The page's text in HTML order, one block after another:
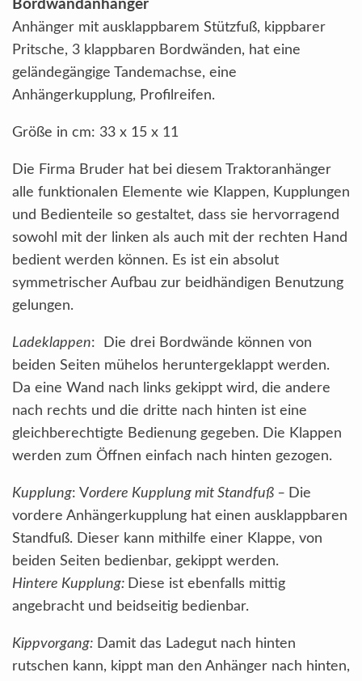
Bordwandanhänger
Anhänger mit ausklappbarem Stützfuß, kippbarer
Pritsche, 3 klappbaren Bordwänden, hat eine
geländegängige Tandemachse, eine
Anhängerkupplung, Profilreifen.
Größe in cm: 33 x 15 x 11
Die Firma Bruder hat bei diesem Traktoranhänger
alle funktionalen Elemente wie Klappen, Kupplungen
und Bedienteile so gestaltet, dass sie hervorragend
sowohl mit der linken als auch mit der rechten Hand
bedient werden können. Es ist ein absolut
symmetrischer Aufbau zur beidhändigen Benutzung
gelungen.
Ladeklappen: Die drei Bordwände können von
beiden Seiten mühelos heruntergeklappt werden.
Da eine Wand nach links gekippt wird, die andere
nach rechts und die dritte nach hinten ist eine
gleichberechtigte Bedienung gegeben. Die Klappen
werden zum Öffnen einfach nach hinten gezogen.
Kupplung: Vordere Kupplung mit Standfuß – Die
vordere Anhängerkupplung hat einen ausklappbaren
Standfuß. Dieser kann mithilfe einer Klappe, von
beiden Seiten bedienbar, gekippt werden.
Hintere Kupplung: Diese ist ebenfalls mittig
angebracht und beidseitig bedienbar.
Kippvorgang: Damit das Ladegut nach hinten
rutschen kann, kippt man den Anhänger nach hinten,